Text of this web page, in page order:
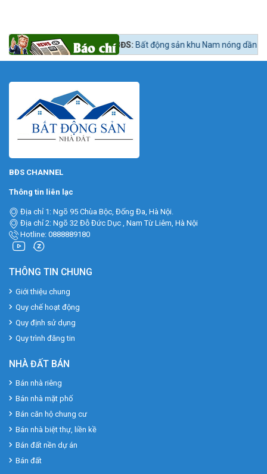
Tin tức 24h BĐS:Bất động sản khu Nam nóng dần theo lộ trình
BĐS CHANNEL
Thông tin liên lạc
Địa chỉ 1: Ngõ 95 Chùa Bộc, Đống Đa, Hà Nội.
Địa chỉ 2: Ngõ 32 Đỗ Đức Dục , Nam Từ Liêm, Hà Nội
Hotline: 0888889180
THÔNG TIN CHUNG
Giới thiệu chung
Quy chế hoạt động
Quy định sử dụng
Quy trình đăng tin
NHÀ ĐẤT BÁN
Bán nhà riêng
Bán nhà mặt phố
Bán căn hộ chung cư
Bán nhà biệt thự, liền kề
Bán đất nền dự án
Bán đất